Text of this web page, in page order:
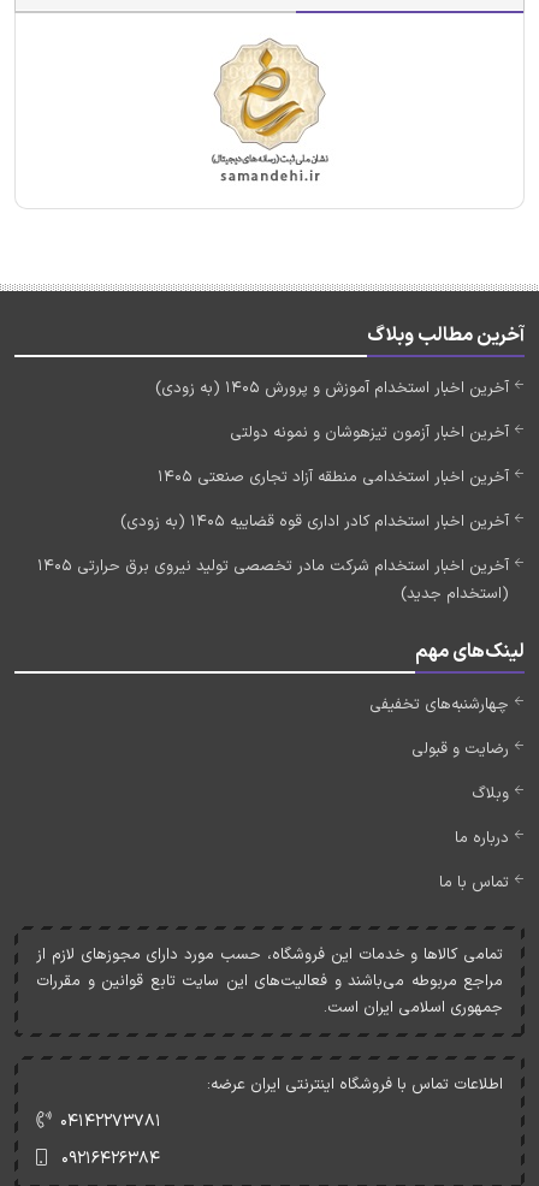
آخرین مطالب وبلاگ
آخرین اخبار استخدام آموزش و پرورش 1405 (به زودی)
آخرین اخبار آزمون تیزهوشان و نمونه دولتی
آخرین اخبار استخدامی منطقه آزاد تجاری صنعتی 1405
آخرین اخبار استخدام کادر اداری قوه قضاییه 1405 (به زودی)
آخرین اخبار استخدام شرکت مادر تخصصی تولید نیروی برق حرارتی 1405
(استخدام جدید)
لینک‌های مهم
چهارشنبه‌های تخفیفی
رضایت و قبولی
وبلاگ
درباره ما
تماس با ما
تمامی کالاها و خدمات اين فروشگاه، حسب مورد دارای مجوزهای لازم از
مراجع مربوطه می‌باشند و فعاليت‌های اين سايت تابع قوانين و مقررات
جمهوری اسلامی ايران است.
اطلاعات تماس با فروشگاه اینترنتی ایران عرضه:
۰۴۱۴۲۲۷۳۷۸۱
۰۹۲۱۶۴۲۶۳۸۴